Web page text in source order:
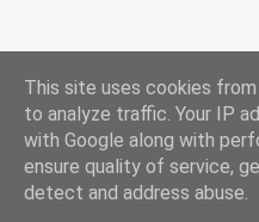
This site uses cookies
to analyze traffic. Your IP
with Google along with
ensure quality of service,
detect and address abuse.